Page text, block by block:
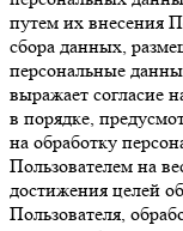
путем их внесения
сбора данных,
персональные
выражает согласие
в порядке,
на обработку
Пользователем на
достижения целей
Пользователя,